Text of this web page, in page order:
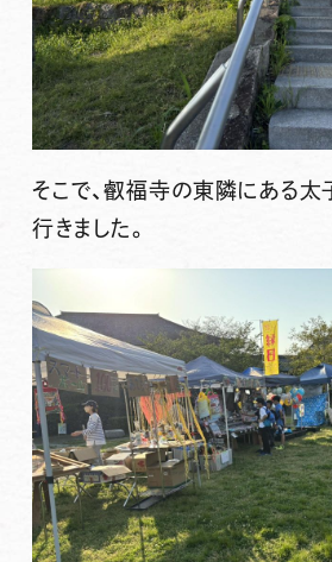
そこで、叡福寺の東隣にある太
行きました。